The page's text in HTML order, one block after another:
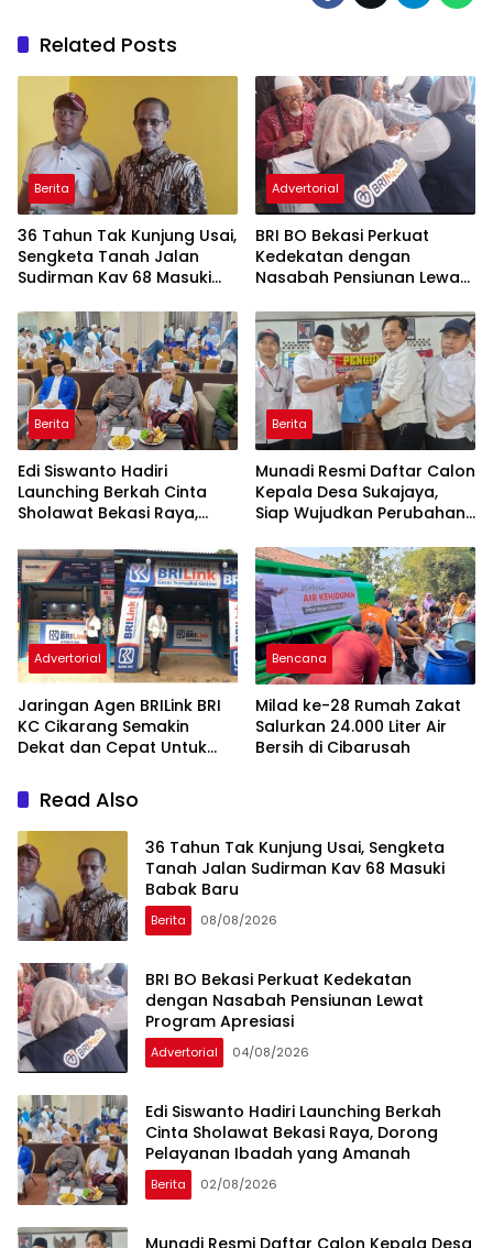
Related Posts
Berita
36 Tahun Tak Kunjung Usai,
Sengketa Tanah Jalan
Sudirman Kav 68 Masuki
Advertorial
BRI BO Bekasi Perkuat
Kedekatan dengan
Nasabah Pensiunan Lewat
Berita
Edi Siswanto Hadiri
Launching Berkah Cinta
Sholawat Bekasi Raya,
yang Amanah
Berita
Munadi Resmi Daftar Calon
Kepala Desa Sukajaya,
Siap Wujudkan Perubahan
Advertorial
Jaringan Agen BRILink BRI
KC Cikarang Semakin
Dekat dan Cepat Untuk
Bencana
Milad ke-28 Rumah Zakat
Salurkan 24.000 Liter Air
Bersih di Cibarusah
Read Also
36 Tahun Tak Kunjung Usai, Sengketa
Tanah Jalan Sudirman Kav 68 Masuki
Babak Baru
Berita 08/08/2026
BRI BO Bekasi Perkuat Kedekatan
dengan Nasabah Pensiunan Lewat
Program Apresiasi
Advertorial 04/08/2026
Edi Siswanto Hadiri Launching Berkah
Cinta Sholawat Bekasi Raya, Dorong
Pelayanan Ibadah yang Amanah
Berita 02/08/2026
Munadi Resmi Daftar Calon Kepala Desa